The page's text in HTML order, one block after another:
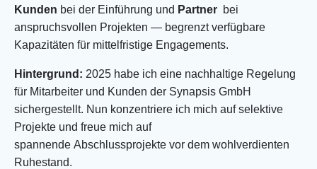
Kunden bei der Einführung und Partner bei
anspruchsvollen Projekten — begrenzt verfügbare
Kapazitäten für mittelfristige Engagements.
Hintergrund: 2025 habe ich eine nachhaltige Regelung
für Mitarbeiter und Kunden der Synapsis GmbH
sichergestellt. Nun konzentriere ich mich auf selektive
Projekte und freue mich auf
spannende Abschlussprojekte vor dem wohlverdienten
Ruhestand.